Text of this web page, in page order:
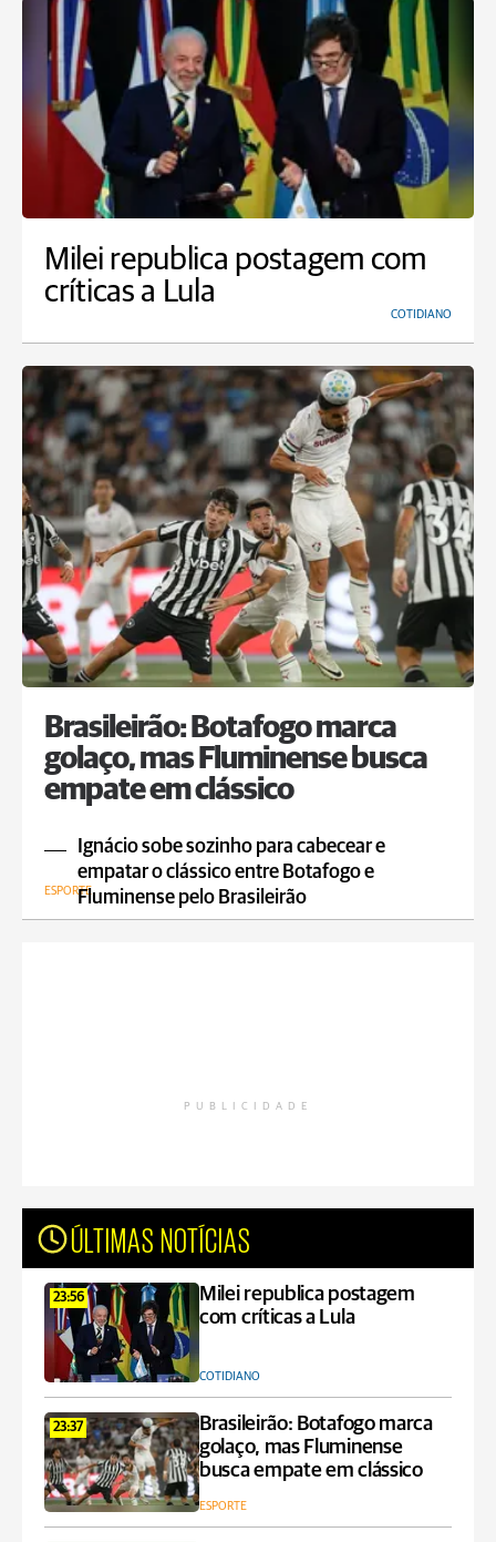
Milei republica postagem com
críticas a Lula
COTIDIANO
Brasileirão: Botafogo marca
golaço, mas Fluminense busca
empate em clássico
Ignácio sobe sozinho para cabecear e
empatar o clássico entre Botafogo e
Fluminense pelo Brasileirão
ESPORTE
PUBLICIDADE
ÚLTIMAS NOTÍCIAS
23:56
Milei republica postagem
com críticas a Lula
COTIDIANO
23:37
Brasileirão: Botafogo marca
golaço, mas Fluminense
busca empate em clássico
ESPORTE